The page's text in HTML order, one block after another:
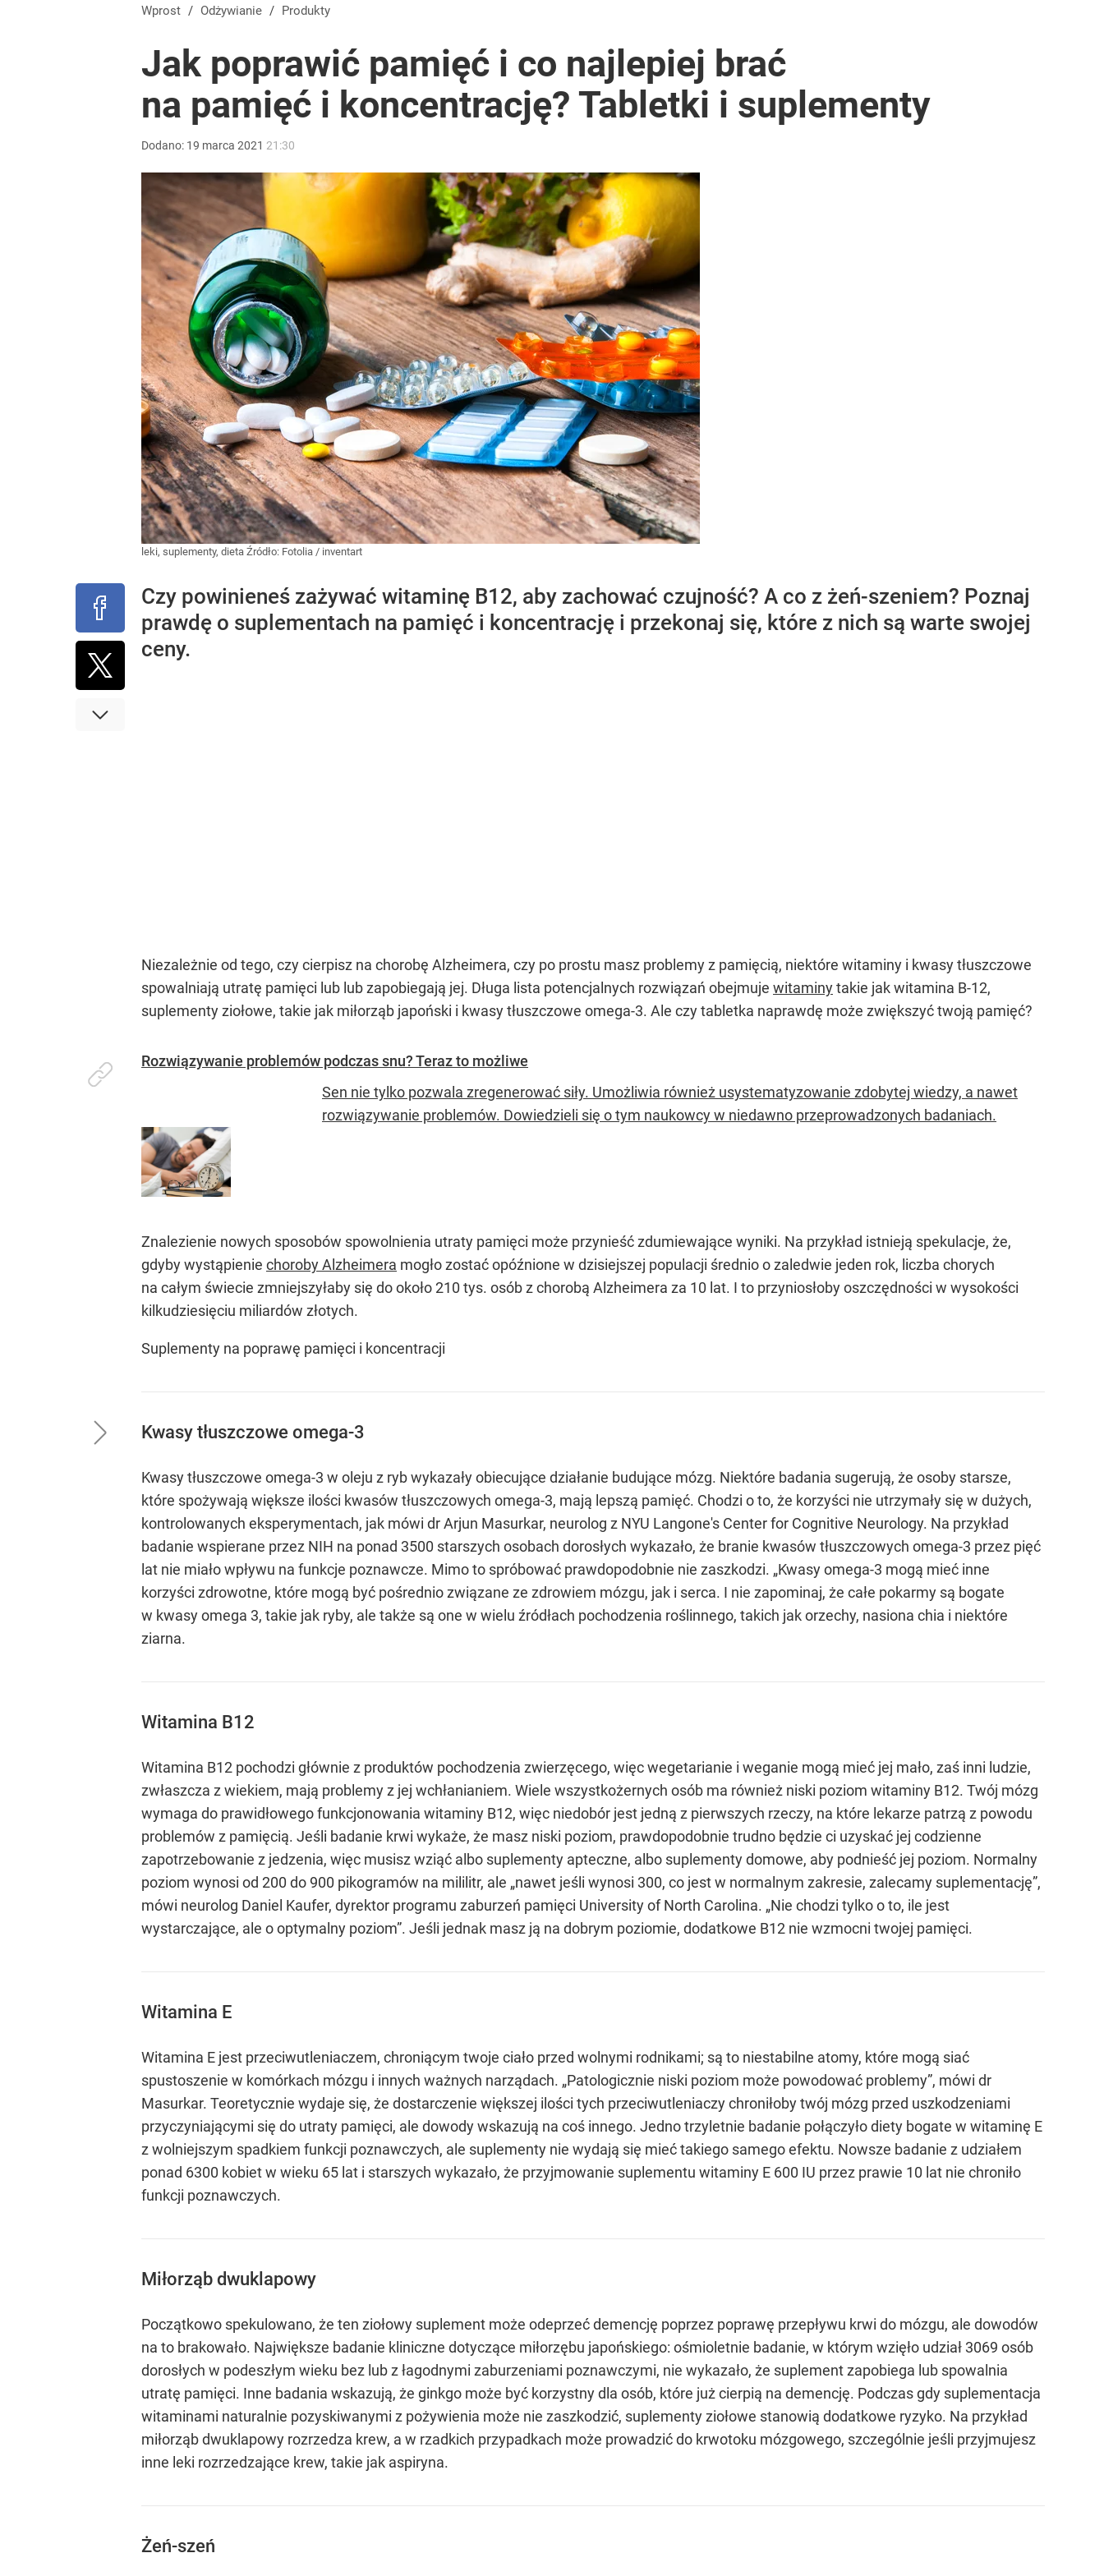
Wprost / Odżywianie / Produkty
Jak poprawić pamięć i co najlepiej brać
na pamięć i koncentrację? Tabletki i suplementy
Dodano: 19 marca 2021 21:30
leki, suplementy, dieta Źródło: Fotolia / inventart
Czy powinieneś zażywać witaminę B12, aby zachować czujność? A co z żeń-szeniem? Poznaj
prawdę o suplementach na pamięć i koncentrację i przekonaj się, które z nich są warte swojej
ceny.
Niezależnie od tego, czy cierpisz na chorobę Alzheimera, czy po prostu masz problemy z pamięcią, niektóre witaminy i kwasy tłuszczowe
spowalniają utratę pamięci lub lub zapobiegają jej. Długa lista potencjalnych rozwiązań obejmuje witaminytakie jak witamina B-12,
suplementy ziołowe, takie jak miłorząb japoński i kwasy tłuszczowe omega-3. Ale czy tabletka naprawdę może zwiększyć twoją pamięć?
Rozwiązywanie problemów podczas snu? Teraz to możliwe
Sen nie tylko pozwala zregenerować siły. Umożliwia również usystematyzowanie zdobytej wiedzy, a nawet
rozwiązywanie problemów. Dowiedzieli się o tym naukowcy w niedawno przeprowadzonych badaniach.
Znalezienie nowych sposobów spowolnienia utraty pamięci może przynieść zdumiewające wyniki. Na przykład istnieją spekulacje, że,
gdyby wystąpienie choroby Alzheimera mogło zostać opóźnione w dzisiejszej populacji średnio o zaledwie jeden rok, liczba chorych
na całym świecie zmniejszyłaby się do około 210 tys. osób z chorobą Alzheimera za 10 lat. I to przyniosłoby oszczędności w wysokości
kilkudziesięciu miliardów złotych.
Suplementy na poprawę pamięci i koncentracji
Kwasy tłuszczowe omega-3
Kwasy tłuszczowe omega-3 w oleju z ryb wykazały obiecujące działanie budujące mózg. Niektóre badania sugerują, że osoby starsze,
które spożywają większe ilości kwasów tłuszczowych omega-3, mają lepszą pamięć. Chodzi o to, że korzyści nie utrzymały się w dużych,
kontrolowanych eksperymentach, jak mówi dr Arjun Masurkar, neurolog z NYU Langone's Center for Cognitive Neurology. Na przykład
badanie wspierane przez NIH na ponad 3500 starszych osobach dorosłych wykazało, że branie kwasów tłuszczowych omega-3 przez pięć
lat nie miało wpływu na funkcje poznawcze. Mimo to spróbować prawdopodobnie nie zaszkodzi. „Kwasy omega-3 mogą mieć inne
korzyści zdrowotne, które mogą być pośrednio związane ze zdrowiem mózgu, jak i serca. I nie zapominaj, że całe pokarmy są bogate
w kwasy omega 3, takie jak ryby, ale także są one w wielu źródłach pochodzenia roślinnego, takich jak orzechy, nasiona chia i niektóre
ziarna.
Witamina B12
Witamina B12 pochodzi głównie z produktów pochodzenia zwierzęcego, więc wegetarianie i weganie mogą mieć jej mało, zaś inni ludzie,
zwłaszcza z wiekiem, mają problemy z jej wchłanianiem. Wiele wszystkożernych osób ma również niski poziom witaminy B12. Twój mózg
wymaga do prawidłowego funkcjonowania witaminy B12, więc niedobór jest jedną z pierwszych rzeczy, na które lekarze patrzą z powodu
problemów z pamięcią. Jeśli badanie krwi wykaże, że masz niski poziom, prawdopodobnie trudno będzie ci uzyskać jej codzienne
zapotrzebowanie z jedzenia, więc musisz wziąć albo suplementy apteczne, albo suplementy domowe, aby podnieść jej poziom. Normalny
poziom wynosi od 200 do 900 pikogramów na mililitr, ale „nawet jeśli wynosi 300, co jest w normalnym zakresie, zalecamy suplementację”,
mówi neurolog Daniel Kaufer, dyrektor programu zaburzeń pamięci University of North Carolina. „Nie chodzi tylko o to, ile jest
wystarczające, ale o optymalny poziom”. Jeśli jednak masz ją na dobrym poziomie, dodatkowe B12 nie wzmocni twojej pamięci.
Witamina E
Witamina E jest przeciwutleniaczem, chroniącym twoje ciało przed wolnymi rodnikami; są to niestabilne atomy, które mogą siać
spustoszenie w komórkach mózgu i innych ważnych narządach. „Patologicznie niski poziom może powodować problemy”, mówi dr
Masurkar. Teoretycznie wydaje się, że dostarczenie większej ilości tych przeciwutleniaczy chroniłoby twój mózg przed uszkodzeniami
przyczyniającymi się do utraty pamięci, ale dowody wskazują na coś innego. Jedno trzyletnie badanie połączyło diety bogate w witaminę E
z wolniejszym spadkiem funkcji poznawczych, ale suplementy nie wydają się mieć takiego samego efektu. Nowsze badanie z udziałem
ponad 6300 kobiet w wieku 65 lat i starszych wykazało, że przyjmowanie suplementu witaminy E 600 IU przez prawie 10 lat nie chroniło
funkcji poznawczych.
Miłorząb dwuklapowy
Początkowo spekulowano, że ten ziołowy suplement może odeprzeć demencję poprzez poprawę przepływu krwi do mózgu, ale dowodów
na to brakowało. Największe badanie kliniczne dotyczące miłorzębu japońskiego: ośmioletnie badanie, w którym wzięło udział 3069 osób
dorosłych w podeszłym wieku bez lub z łagodnymi zaburzeniami poznawczymi, nie wykazało, że suplement zapobiega lub spowalnia
utratę pamięci. Inne badania wskazują, że ginkgo może być korzystny dla osób, które już cierpią na demencję. Podczas gdy suplementacja
witaminami naturalnie pozyskiwanymi z pożywienia może nie zaszkodzić, suplementy ziołowe stanowią dodatkowe ryzyko. Na przykład
miłorząb dwuklapowy rozrzedza krew, a w rzadkich przypadkach może prowadzić do krwotoku mózgowego, szczególnie jeśli przyjmujesz
inne leki rozrzedzające krew, takie jak aspiryna.
Żeń-szeń